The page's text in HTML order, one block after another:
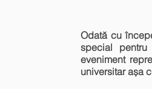
Odată cu
special
eveniment
universitar așa